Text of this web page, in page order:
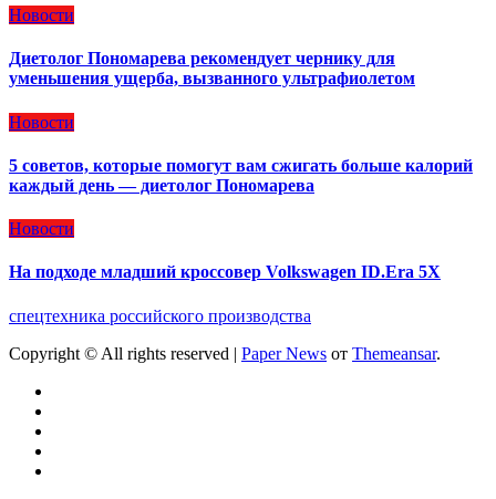
Новости
Диетолог Пономарева рекомендует чернику для
уменьшения ущерба, вызванного ультрафиолетом
Новости
5 советов, которые помогут вам сжигать больше калорий
каждый день — диетолог Пономарева
Новости
На подходе младший кроссовер Volkswagen ID.Era 5X
спецтехника российского производства
Copyright © All rights reserved | Paper News от Themeansar.